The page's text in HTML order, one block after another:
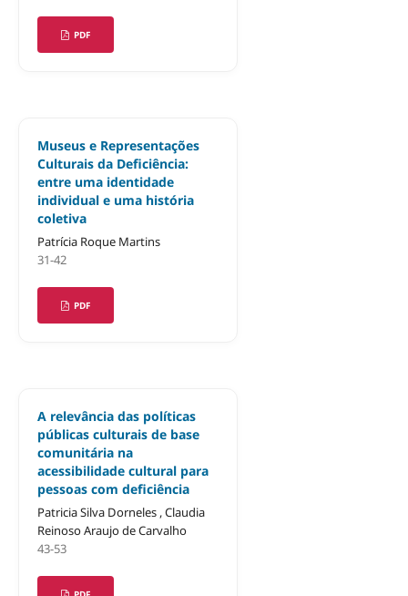
PDF
Museus e Representações
Culturais da Deficiência:
entre uma identidade
individual e uma história
coletiva
Patrícia Roque Martins
31-42
PDF
A relevância das políticas
públicas culturais de base
comunitária na
acessibilidade cultural para
pessoas com deficiência
Patricia Silva Dorneles , Claudia
Reinoso Araujo de Carvalho
43-53